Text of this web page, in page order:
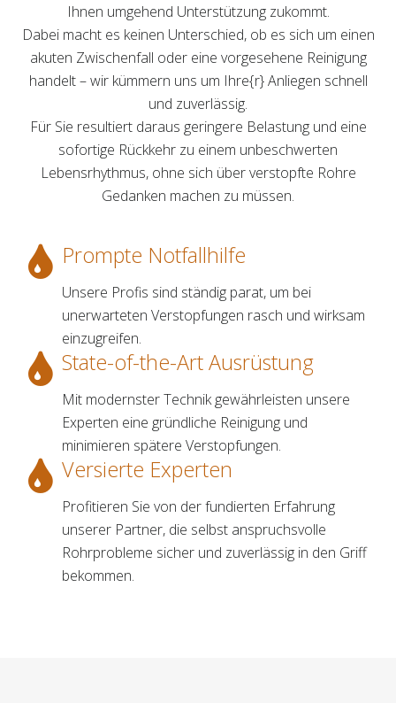
Ihnen umgehend Unterstützung zukommt.
Dabei macht es keinen Unterschied, ob es sich um einen
akuten Zwischenfall oder eine vorgesehene Reinigung
handelt – wir kümmern uns um Ihre{r} Anliegen schnell
und zuverlässig.
Für Sie resultiert daraus geringere Belastung und eine
sofortige Rückkehr zu einem unbeschwerten
Lebensrhythmus, ohne sich über verstopfte Rohre
Gedanken machen zu müssen.
Prompte Notfallhilfe
Unsere Profis sind ständig parat, um bei
unerwarteten Verstopfungen rasch und wirksam
einzugreifen.
State-of-the-Art Ausrüstung
Mit modernster Technik gewährleisten unsere
Experten eine gründliche Reinigung und
minimieren spätere Verstopfungen.
Versierte Experten
Profitieren Sie von der fundierten Erfahrung
unserer Partner, die selbst anspruchsvolle
Rohrprobleme sicher und zuverlässig in den Griff
bekommen.